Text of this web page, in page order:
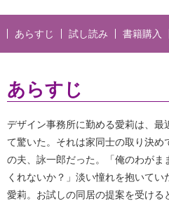
あらすじ 試し読み 書籍購入
あらすじ
デザイン事務所に勤める愛莉は、最
て驚いた。それは家同士の取り決
の夫、詠一郎だった。「俺のわがま
くれないか？」淡い憧れを抱いて
愛莉。お試しの同居の提案を受ける